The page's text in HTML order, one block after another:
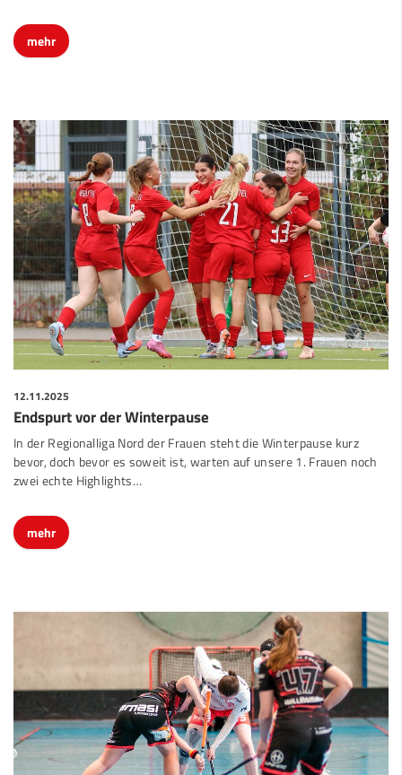
mehr
12.11.2025
Endspurt vor der Winterpause
In der Regionalliga Nord der Frauen steht die Winterpause kurz
bevor, doch bevor es soweit ist, warten auf unsere 1. Frauen noch
zwei echte Highlights…
mehr